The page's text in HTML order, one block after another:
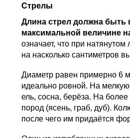
Стрелы
Длина стрел должна быть
максимальной величине
означает, что при
на насколько сантиметров
Диаметр равен примерно 6
идеально ровной. На мелкую
ель, сосна, берёза. На
пород (ясень, граб, дуб).
после чего им придаётся